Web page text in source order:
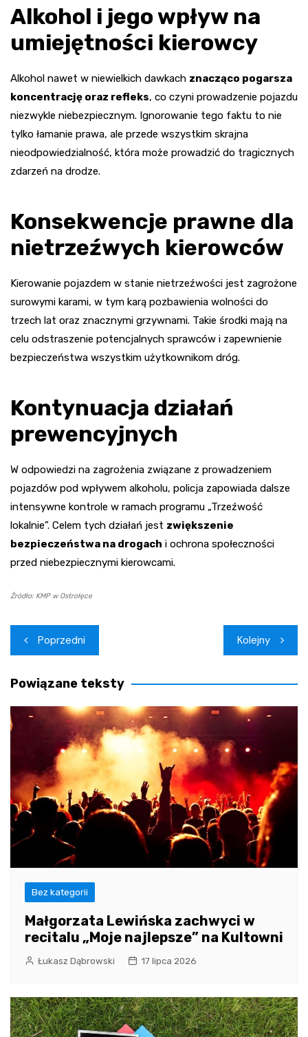
Alkohol i jego wpływ na
umiejętności kierowcy
Alkohol nawet w niewielkich dawkach znacząco pogarsza
koncentrację oraz refleks, co czyni prowadzenie pojazdu
niezwykle niebezpiecznym. Ignorowanie tego faktu to nie
tylko łamanie prawa, ale przede wszystkim skrajna
nieodpowiedzialność, która może prowadzić do tragicznych
zdarzeń na drodze.
Konsekwencje prawne dla
nietrzeźwych kierowców
Kierowanie pojazdem w stanie nietrzeźwości jest zagrożone
surowymi karami, w tym karą pozbawienia wolności do
trzech lat oraz znacznymi grzywnami. Takie środki mają na
celu odstraszenie potencjalnych sprawców i zapewnienie
bezpieczeństwa wszystkim użytkownikom dróg.
Kontynuacja działań
prewencyjnych
W odpowiedzi na zagrożenia związane z prowadzeniem
pojazdów pod wpływem alkoholu, policja zapowiada dalsze
intensywne kontrole w ramach programu „Trzeźwość
lokalnie”. Celem tych działań jest zwiększenie
bezpieczeństwa na drogach i ochrona społeczności
przed niebezpiecznymi kierowcami.
Źródło: KMP w Ostrołęce
Nawigacja
wpisu
Poprzedni Kolejny
Powiązane teksty
Bez kategorii
Małgorzata Lewińska zachwyci w
recitalu „Moje najlepsze” na Kultowni
Łukasz Dąbrowski 17 lipca 2026